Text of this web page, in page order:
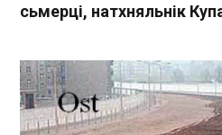
сьмерці, натхняльнік